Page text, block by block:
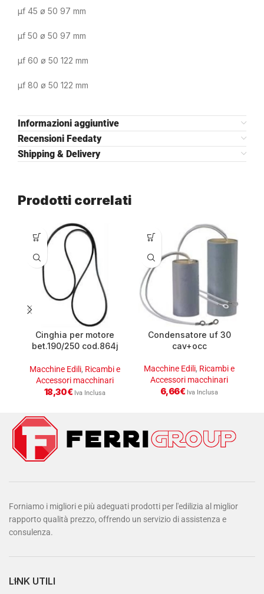
µf 45 ø 50 97 mm
µf 50 ø 50 97 mm
µf 60 ø 50 122 mm
µf 80 ø 50 122 mm
Informazioni aggiuntive
Recensioni Feedaty
Shipping & Delivery
Prodotti correlati
Cinghia per motore
bet.190/250 cod.864j
Macchine Edili, Ricambi e
Accessori macchinari
18,30€ Iva Inclusa
Condensatore uf 30
cav+occ
Macchine Edili, Ricambi e
Accessori macchinari
6,66€ Iva Inclusa
Forniamo i migliori e più adeguati prodotti per l'edilizia al miglior
rapporto qualità prezzo, offrendo un servizio di assistenza e
consulenza.
LINK UTILI